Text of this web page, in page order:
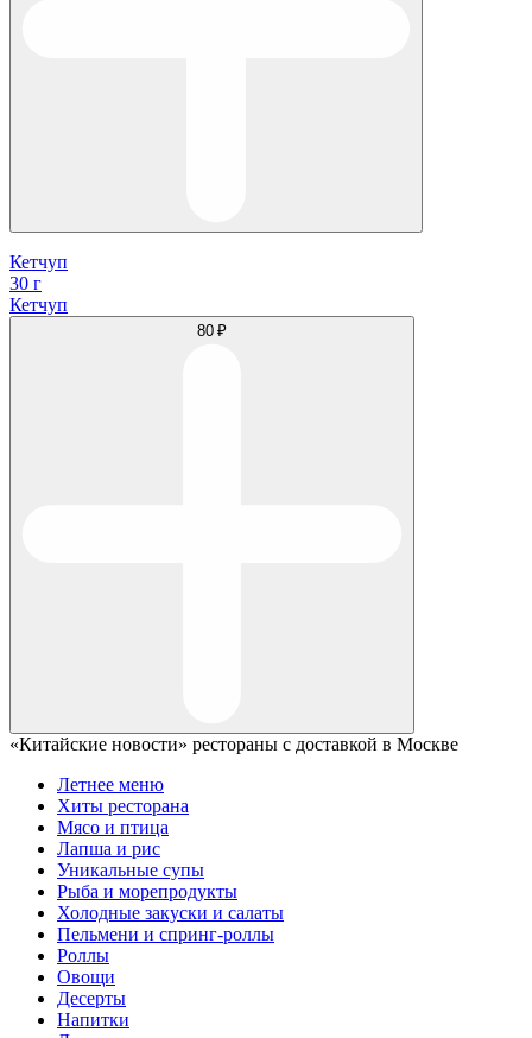
Кетчуп
30 г
Кетчуп
80 ₽
«Китайские новости» рестораны с доставкой в Москве
Летнее меню
Хиты ресторана
Мясо и птица
Лапша и рис
Уникальные супы
Рыба и морепродукты
Холодные закуски и салаты
Пельмени и спринг-роллы
Роллы
Овощи
Десерты
Напитки